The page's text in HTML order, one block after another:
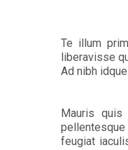
Te illum
liberavisse
Ad nibh
Mauris
feugiat